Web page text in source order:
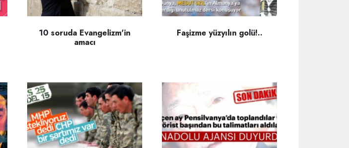
10 soruda Evangelizm'in
amacı
Faşizme yüzyılın golü!..